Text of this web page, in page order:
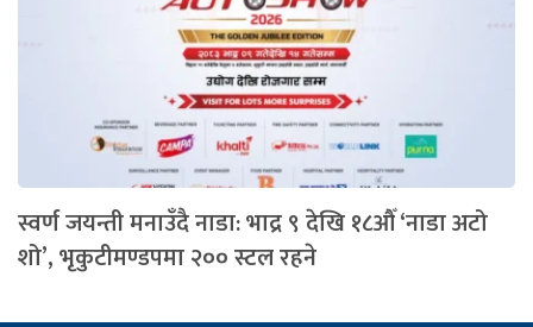
स्वर्ण जयन्ती मनाउँदै नाडा: भाद्र ९ देखि १८औँ ‘नाडा अटो
शो’, भृकुटीमण्डपमा २०० स्टल रहने